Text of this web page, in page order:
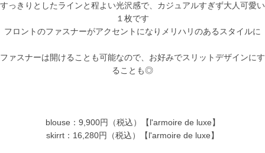
すっきりとしたラインと程よい光沢感で、カジュアルすぎず大人可愛い
１枚です
フロントのファスナーがアクセントになりメリハリのあるスタイルに
ファスナーは開けることも可能なので、お好みでスリットデザインにす
ることも◎
blouse：9,900円（税込）【l'armoire de luxe】
skirrt：16,280円（税込）【l'armoire de luxe】